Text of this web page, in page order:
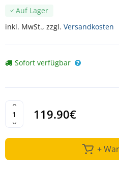
Auf Lager
inkl. MwSt., zzgl. Versandkosten
Sofort verfügbar
119.90€
+